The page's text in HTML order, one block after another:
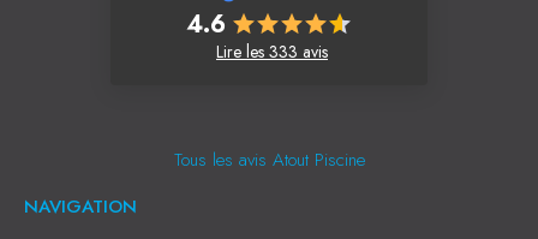
4.6
Lire les 333 avis
Tous les avis Atout Piscine
NAVIGATION